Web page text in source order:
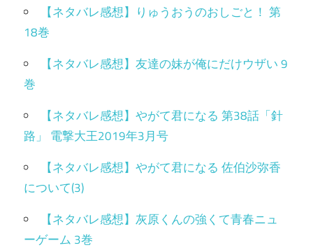
【ネタバレ感想】りゅうおうのおしごと！ 第
18巻
【ネタバレ感想】友達の妹が俺にだけウザい 9
巻
【ネタバレ感想】やがて君になる 第38話「針
路」 電撃大王2019年3月号
【ネタバレ感想】やがて君になる 佐伯沙弥香
について(3)
【ネタバレ感想】灰原くんの強くて青春ニュ
ーゲーム 3巻